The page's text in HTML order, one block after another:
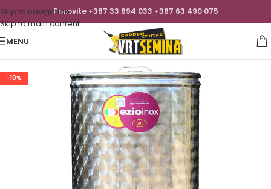
Skip to navigation
Skip to main content
Pozovite +387 33 894 033 +387 63 490 075
MENU
-10%